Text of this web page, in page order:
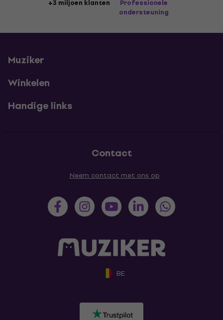
+3 miljoen klanten
Professionele
ondersteuning
Muziker
Winkelen
Handige links
Contact
Neem contact met ons op
BE